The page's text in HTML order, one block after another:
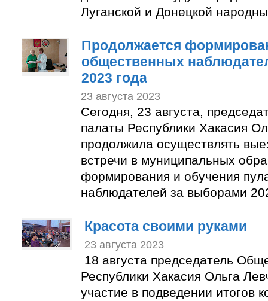
Луганской и Донецкой
Продолжается
общественных
2023 года
23 августа 2023
Сегодня, 23 августа,
палаты Республики Хакасия
продолжила осуществлять
встречи в муниципальных
формирования и обучения
наблюдателей за выборами
Красота своими руками
23 августа 2023
18 августа председатель
Республики Хакасия Ольга
участие в подведении итогов